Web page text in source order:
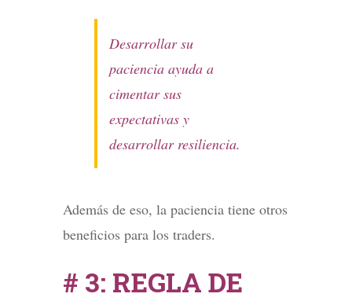
Desarrollar su
paciencia ayuda a
cimentar sus
expectativas y
desarrollar resiliencia.
Además de eso, la paciencia tiene otros
beneficios para los traders.
# 3: REGLA DE